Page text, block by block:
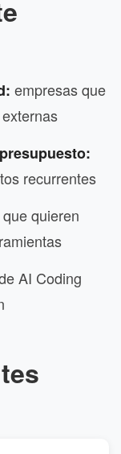
empresas que
recurrentes
que quieren
AI Coding